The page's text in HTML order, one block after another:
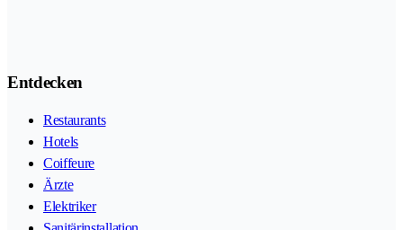
Entdecken
Restaurants
Hotels
Coiffeure
Ärzte
Elektriker